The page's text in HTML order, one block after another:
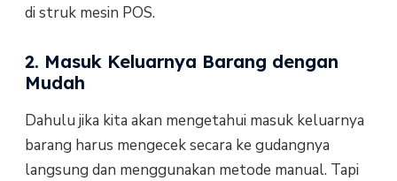
di struk mesin POS.
2. Masuk Keluarnya Barang dengan
Mudah
Dahulu jika kita akan mengetahui masuk keluarnya
barang harus mengecek secara ke gudangnya
langsung dan menggunakan metode manual. Tapi